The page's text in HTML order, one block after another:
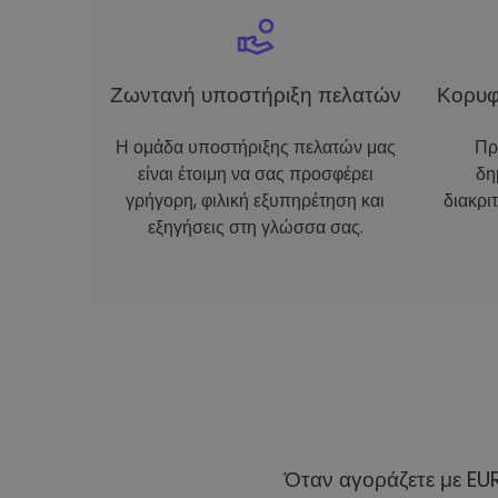
Ζωντανή υποστήριξη πελατών
Η ομάδα υποστήριξης πελατών μας
είναι έτοιμη να σας προσφέρει
γρήγορη, φιλική εξυπηρέτηση και
εξηγήσεις στη γλώσσα σας.
Όταν αγοράζετε με